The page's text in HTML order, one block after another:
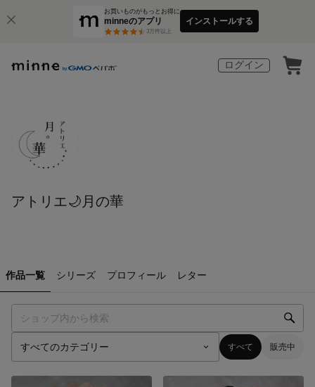
お買いものがもっとお得に
minneのアプリ
3万件以上
インストールする
ログイン
アトリエ🌙月の華
作品一覧 シリーズ プロフィール レター
すべて 販売中